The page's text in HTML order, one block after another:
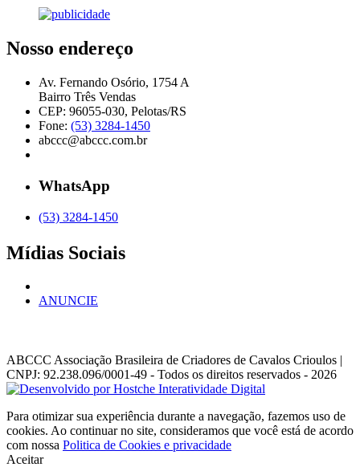
Nosso endereço
Av. Fernando Osório, 1754 A
Bairro Três Vendas
CEP: 96055-030, Pelotas/RS
Fone: (53) 3284-1450
abccc@abccc.com.br
WhatsApp
(53) 3284-1450
Mídias Sociais
ANUNCIE
ABCCC Associação Brasileira de Criadores de Cavalos Crioulos |
CNPJ: 92.238.096/0001-49 - Todos os direitos reservados - 2026
Para otimizar sua experiência durante a navegação, fazemos uso de
cookies. Ao continuar no site, consideramos que você está de acordo
com nossa Politica de Cookies e privacidade
Aceitar